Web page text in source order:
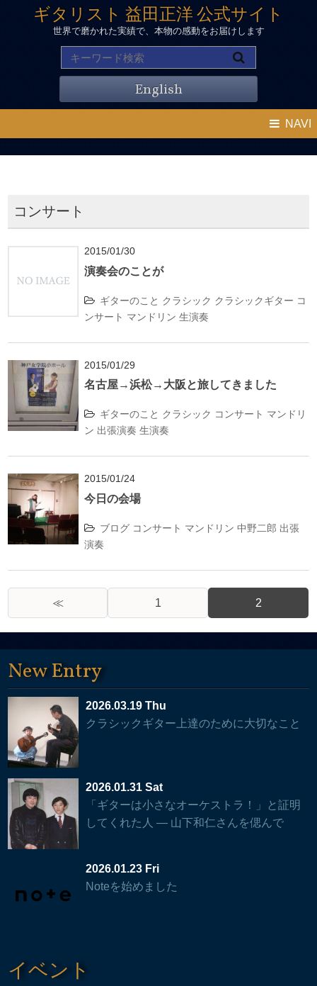
ギタリスト 益田正洋 公式サイト
世界で磨かれた実績で、本物の感動をお届けします
English
NAVI
コンサート
2015/01/30
演奏会のことが
ギターのこと クラシック クラシックギター コ
ンサート マンドリン 生演奏
2015/01/29
名古屋→浜松→大阪と旅してきました
ギターのこと クラシック コンサート マンドリ
ン 出張演奏 生演奏
2015/01/24
今日の会場
ブログ コンサート マンドリン 中野二郎 出張
演奏
≪ 1 2
New Entry
2026.03.19 Thu
クラシックギター上達のために大切なこと
2026.01.31 Sat
「ギターは小さなオーケストラ！」と証明
してくれた人 — 山下和仁さんを偲んで
2026.01.23 Fri
Noteを始めました
イベント